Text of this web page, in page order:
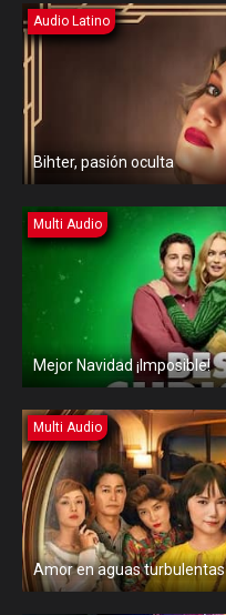
Audio Latino
Bihter, pasión oculta
Multi Audio
Mejor Navidad ¡Imposible!
Multi Audio
Amor en aguas turbulentas